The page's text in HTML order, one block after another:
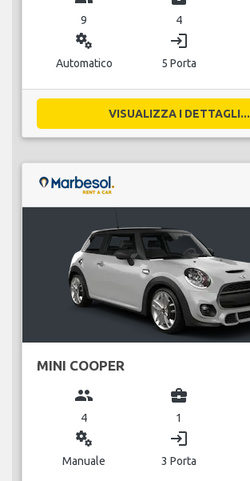
9 4
miscellaneous_services
Automatico
login
5 Porta
VISUALIZZA I DETTAGLI...
MINI COOPER
group
4
business_center
1
miscellaneous_services
Manuale
login
3 Porta